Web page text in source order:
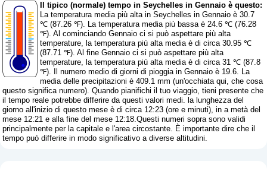
Il tipico (normale) tempo in Seychelles in Gennaio è questo:
La temperatura media più alta in Seychelles in Gennaio è 30.7
℃ (87.26 ℉). La temperatura media più bassa è 24.6 ℃ (76.28
℉). Al cominciando Gennaio ci si può aspettare più alta
temperature, la temperatura più alta media è di circa 30.95 ℃
(87.71 ℉). Al fine Gennaio ci si può aspettare più alta
temperature, la temperatura più alta media è di circa 31 ℃ (87.8
℉). Il numero medio di giorni di pioggia in Gennaio è 19.6. La
media delle precipitazioni è 409.1 mm (un'occhiata qui, che cosa
questo significa numero). Quando pianifichi il tuo viaggio, tieni presente che
il tempo reale potrebbe differire da questi valori medi. la lunghezza del
giorno all'inizio di questo mese è di circa 12:23 (ore e minuti), in a metà del
mese 12:21 e alla fine del mese 12:18.Questi numeri sopra sono validi
principalmente per la capitale e l'area circostante. È importante dire che il
tempo può differire in modo significativo a diverse altitudini.